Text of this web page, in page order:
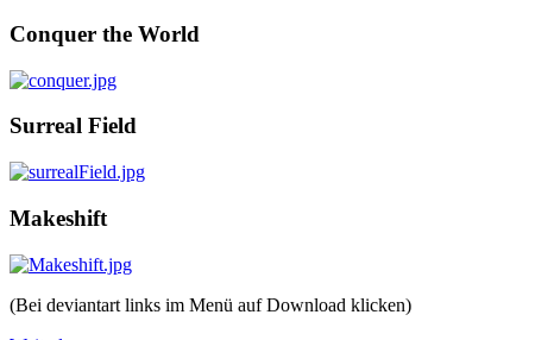
Conquer the World
Surreal Field
Makeshift
(Bei deviantart links im Menü auf Download klicken)